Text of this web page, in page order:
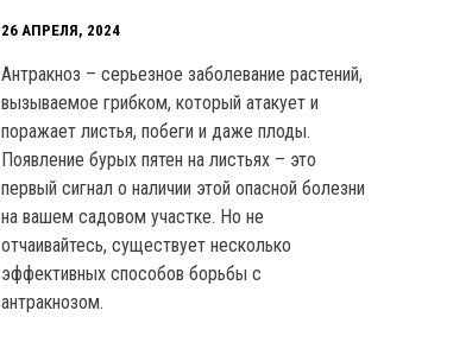
26 АПРЕЛЯ, 2024
Антракноз – серьезное заболевание растений,
вызываемое грибком, который атакует и
поражает листья, побеги и даже плоды.
Появление бурых пятен на листьях – это
первый сигнал о наличии этой опасной болезни
на вашем садовом участке. Но не
отчаивайтесь, существует несколько
эффективных способов борьбы с
антракнозом.